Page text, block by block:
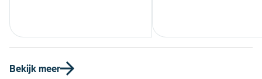
Bekijk meer